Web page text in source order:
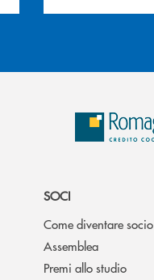
SOCI
Come diventare socio
Assemblea
Premi allo studio